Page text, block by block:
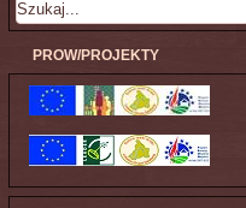
PROW/PROJEKTY